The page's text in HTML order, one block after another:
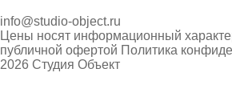
info@studio-object.ru
Цены носят информационный
публичной офертой Политика
2026 Студия Объект